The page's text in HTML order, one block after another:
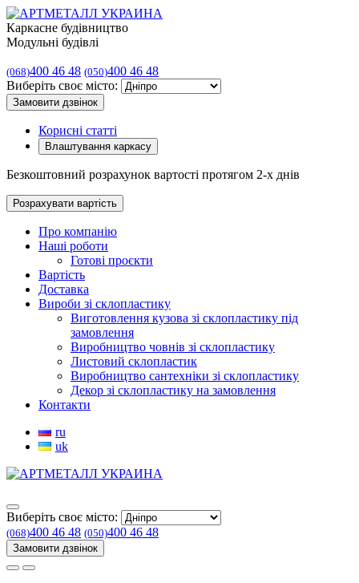
Каркасне будівництво
Модульні будівлі
(068)400 46 48 (050)400 46 48
Виберіть своє місто:
Замовити дзвінок
Корисні статті
Влаштування каркасу
Безкоштовний розрахунок вартості протягом 2-х днів
Розрахувати вартість
Про компанію
Наші роботи
Готові проєкти
Вартість
Доставка
Вироби зі склопластику
Виготовлення кузова зі склопластику під
замовлення
Виробництво човнів зі склопластику
Листовий склопластик
Виробництво сантехніки зі склопластику
Декор зі склопластику на замовлення
Контакти
ru
uk
Виберіть своє місто:
(068)400 46 48 (050)400 46 48
Замовити дзвінок